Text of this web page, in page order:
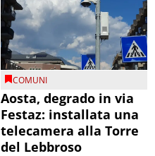
COMUNI
Aosta, degrado in via
Festaz: installata una
telecamera alla Torre
del Lebbroso